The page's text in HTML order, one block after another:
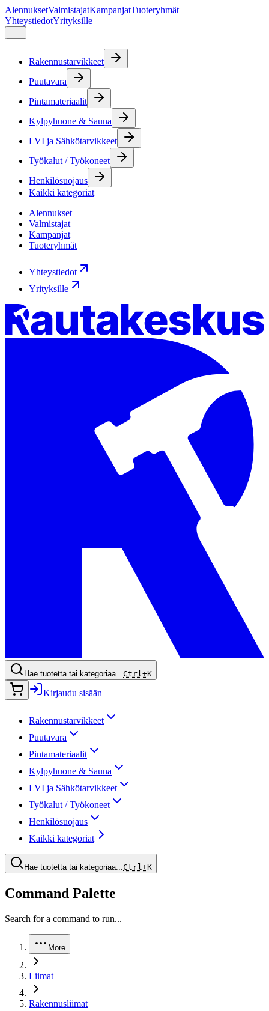
AlennuksetValmistajatKampanjatTuoteryhmät
YhteystiedotYrityksille
Rakennustarvikkeet
Puutavara
Pintamateriaalit
Kylpyhuone & Sauna
LVI ja Sähkötarvikkeet
Työkalut / Työkoneet
Henkilösuojaus
Kaikki kategoriat
Alennukset
Valmistajat
Kampanjat
Tuoteryhmät
Yhteystiedot
Yrityksille
Hae tuotetta tai kategoriaa...Ctrl+K
Kirjaudu sisään
Rakennustarvikkeet
Puutavara
Pintamateriaalit
Kylpyhuone & Sauna
LVI ja Sähkötarvikkeet
Työkalut / Työkoneet
Henkilösuojaus
Kaikki kategoriat
Hae tuotetta tai kategoriaa...Ctrl+K
Command Palette
Search for a command to run...
More
Liimat
Rakennusliimat